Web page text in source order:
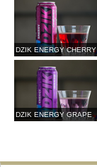
DZIK ENERGY CHERRY
DZIK ENERGY GRAPE